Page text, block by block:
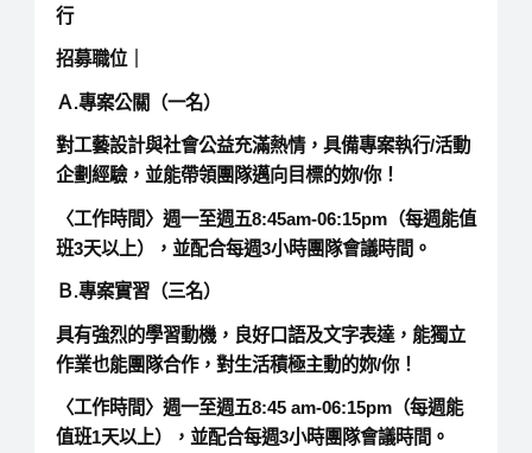
行
招募職位｜
Ａ.專案公關（一名）
對工藝設計與社會公益充滿熱情，具備專案執行/活動
企劃經驗，並能帶領團隊邁向目標的妳/你！
〈工作時間〉週一至週五8:45am-06:15pm（每週能值
班3天以上），並配合每週3小時團隊會議時間。
Ｂ.專案實習（三名）
具有強烈的學習動機，良好口語及文字表達，能獨立
作業也能團隊合作，對生活積極主動的妳/你！
〈工作時間〉週一至週五8:45 am-06:15pm（每週能
值班1天以上），並配合每週3小時團隊會議時間。